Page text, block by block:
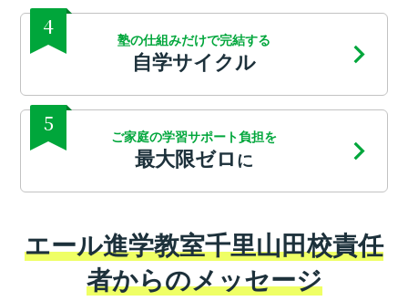
4
塾の仕組みだけで完結する
自学サイクル
5
ご家庭の学習サポート負担を
最大限ゼロ に
エール進学教室千里山田校責任
者からのメッセージ